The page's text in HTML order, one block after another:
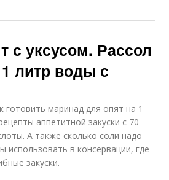
с уксусом. Рассол
литр воды с
готовить маринад для опят на 1
аппетитной закуски с 70
А также сколько соли надо
использовать в консервации, где
закуски.